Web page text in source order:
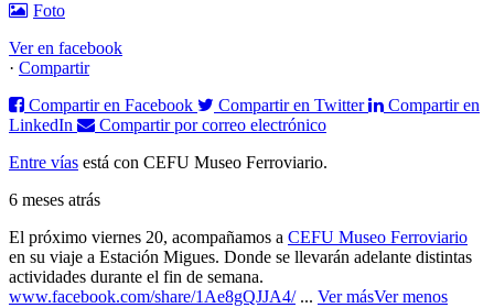
Foto
Ver en facebook
· Compartir
Compartir en Facebook
Compartir en Twitter
Compartir en
LinkedIn
Compartir por correo electrónico
Entre vías está con CEFU Museo Ferroviario.
6 meses atrás
El próximo viernes 20, acompañamos a CEFU Museo Ferroviario
en su viaje a Estación Migues. Donde se llevarán adelante distintas
actividades durante el fin de semana.
www.facebook.com/share/1Ae8gQJJA4/ ... Ver másVer menos